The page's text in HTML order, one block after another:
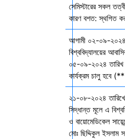
সেমিস্টারের সকল
কারণ বশত: স্থগিত
আগামী ০২-০৯-২০২৪
বিশ্ববিদ্যালয়ের
০৫-০৯-২০২৪ তারিখ
কার্যক্রম চালু হবে
২১-০৮-২০২৪ তারিখে
সিদ্ধান্ত মূলে এ
ও বায়োমেডিকেল
মোঃ ছিদ্দিকুল ইসলাম